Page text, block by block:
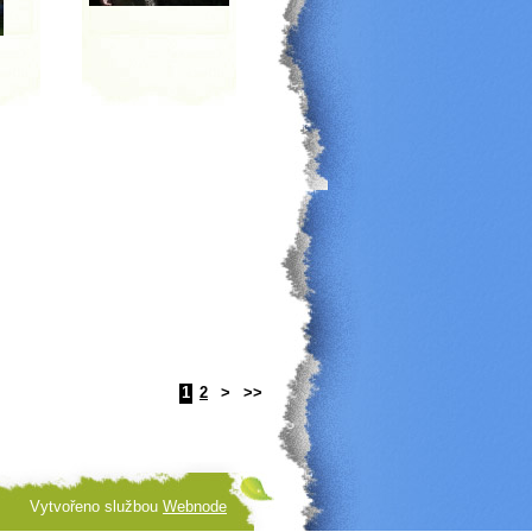
1 2 > >>
Vytvořeno službou Webnode